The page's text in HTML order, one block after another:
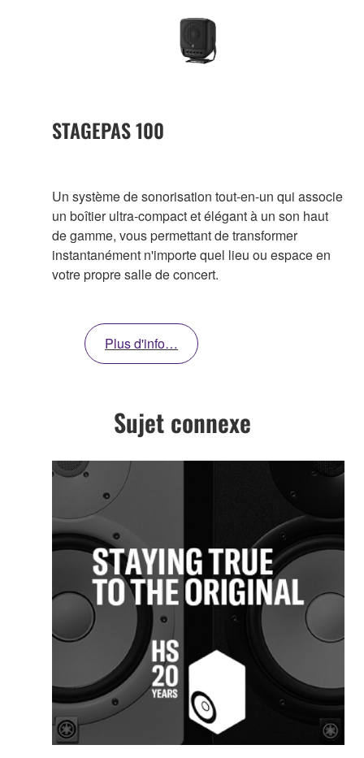
STAGEPAS 100
Un système de sonorisation tout-en-un qui associe
un boîtier ultra-compact et élégant à un son haut
de gamme, vous permettant de transformer
instantanément n'importe quel lieu ou espace en
votre propre salle de concert.
Plus d'info…
Sujet connexe